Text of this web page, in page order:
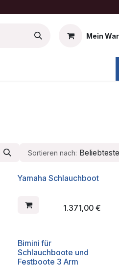
Mein
Sortieren nach: Beliebteste
Yamaha Schlauchboot
1.371,00€
Bimini für
Schlauchboote und
Festboote 3 Arm